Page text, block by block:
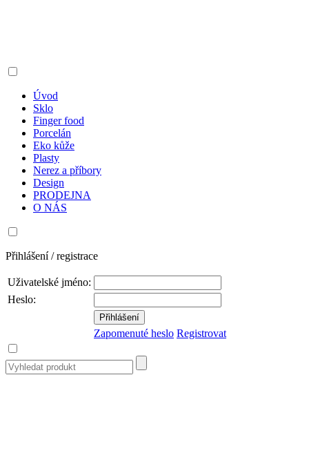
Úvod
Sklo
Finger food
Porcelán
Eko kůže
Plasty
Nerez a příbory
Design
PRODEJNA
O NÁS
Přihlášení / registrace
Uživatelské jméno:
Heslo:
Zapomenuté heslo Registrovat